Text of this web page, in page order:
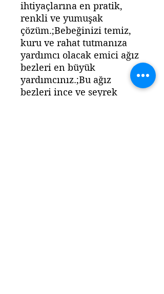
ihtiyaçlarına en pratik,
renkli ve yumuşak
çözüm.;Bebeğinizi temiz,
kuru ve rahat tutmanıza
yardımcı olacak emici ağız
bezleri en büyük
yardımcınız.;Bu ağız
bezleri ince ve seyrek